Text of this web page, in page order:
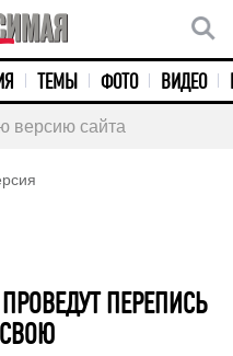
ТЕМЫ ФОТО ВИДЕО
версию сайта
ПЕРЕПИСЬ